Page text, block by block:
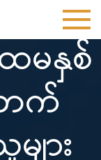
မနှစ်
က်
ျား